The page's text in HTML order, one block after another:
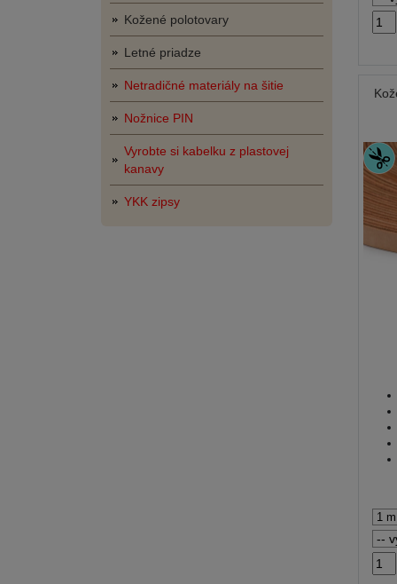
Kožené polotovary
Letné priadze
Netradičné materiály na šitie
Nožnice PIN
Vyrobte si kabelku z plastovej
kanavy
YKK zipsy